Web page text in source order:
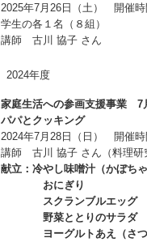
2025年7月26日（土） 開催
学生の各１名（８組）
講師 古川 協子 さん
2024年度
家庭生活への参画支援事業 7
パパとクッキング
2024年7月28日（日） 開催
講師 古川 協子 さん（料理研
献立：冷やし味噌汁（かぼちゃ
おにぎり
スクランブルエッグ
野菜ととりのサラダ
ヨーグルトあえ（さつ